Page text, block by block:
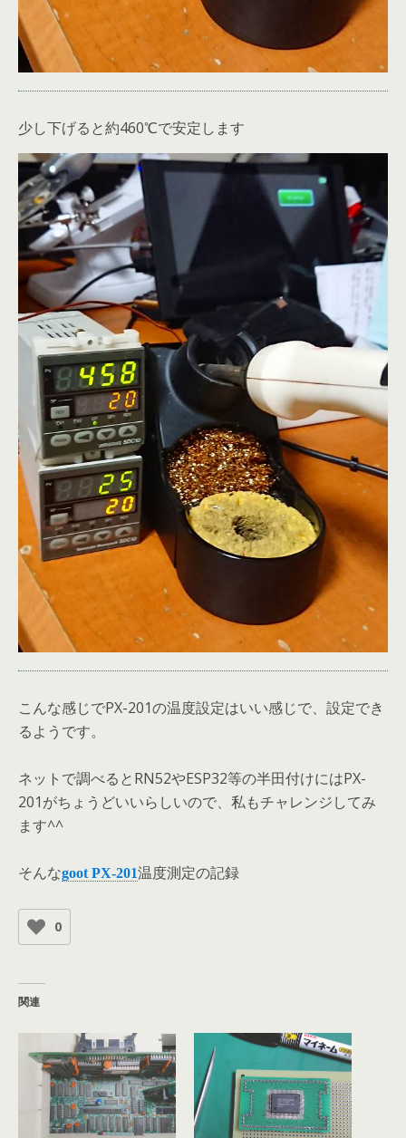
少し下げると約460℃で安定します
こんな感じでPX-201の温度設定はいい感じで、設定でき
るようです。
ネットで調べるとRN52やESP32等の半田付けにはPX-
201がちょうどいいらしいので、私もチャレンジしてみ
ます^^
そんなgoot PX-201温度測定の記録
0
関連